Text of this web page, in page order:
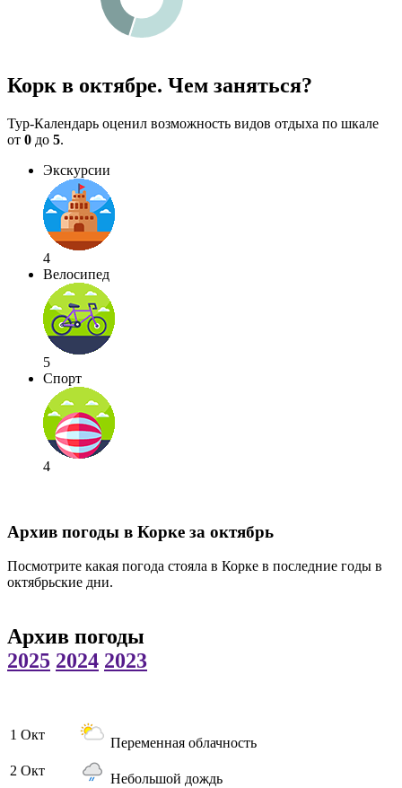
Корк в октябре. Чем заняться?
Тур-Календарь оценил возможность видов отдыха по шкале
от 0 до 5.
Экскурсии
4
Велосипед
5
Спорт
4
Архив погоды в Корке за октябрь
Посмотрите какая погода стояла в Корке в последние годы в
октябрьские дни.
Архив погоды
2025 2024 2023
1 Окт
Переменная облачность
2 Окт
Небольшой дождь